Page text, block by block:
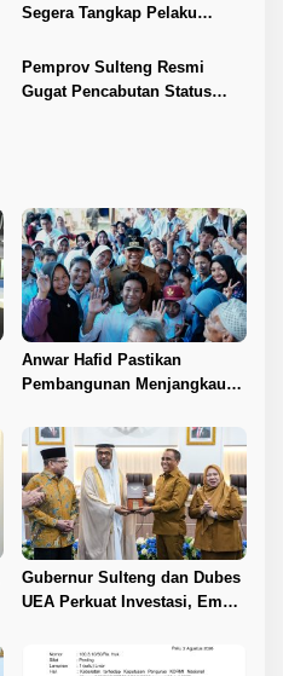
Segera Tangkap Pelaku
di Duyu
Pemprov Sulteng Resmi
Gugat Pencabutan Status
Anwar Hafid Pastikan
Pembangunan Menjangkau
Gubernur Sulteng dan Dubes
UEA Perkuat Investasi, Empat